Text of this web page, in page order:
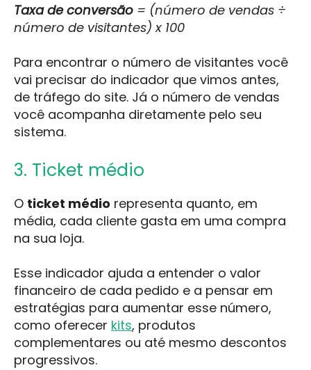
Taxa de conversão = (número de vendas ÷
número de visitantes) x 100
Para encontrar o número de visitantes você
vai precisar do indicador que vimos antes,
de tráfego do site. Já o número de vendas
você acompanha diretamente pelo seu
sistema.
3. Ticket médio
O ticket médio representa quanto, em
média, cada cliente gasta em uma compra
na sua loja.
Esse indicador ajuda a entender o valor
financeiro de cada pedido e a pensar em
estratégias para aumentar esse número,
como oferecer kits, produtos
complementares ou até mesmo descontos
progressivos.